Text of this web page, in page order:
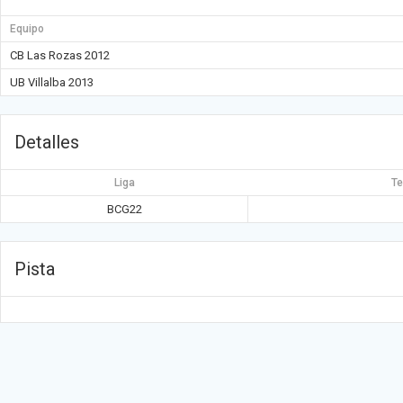
Equipo
CB Las Rozas 2012
UB Villalba 2013
Detalles
Liga
BCG22
Pista